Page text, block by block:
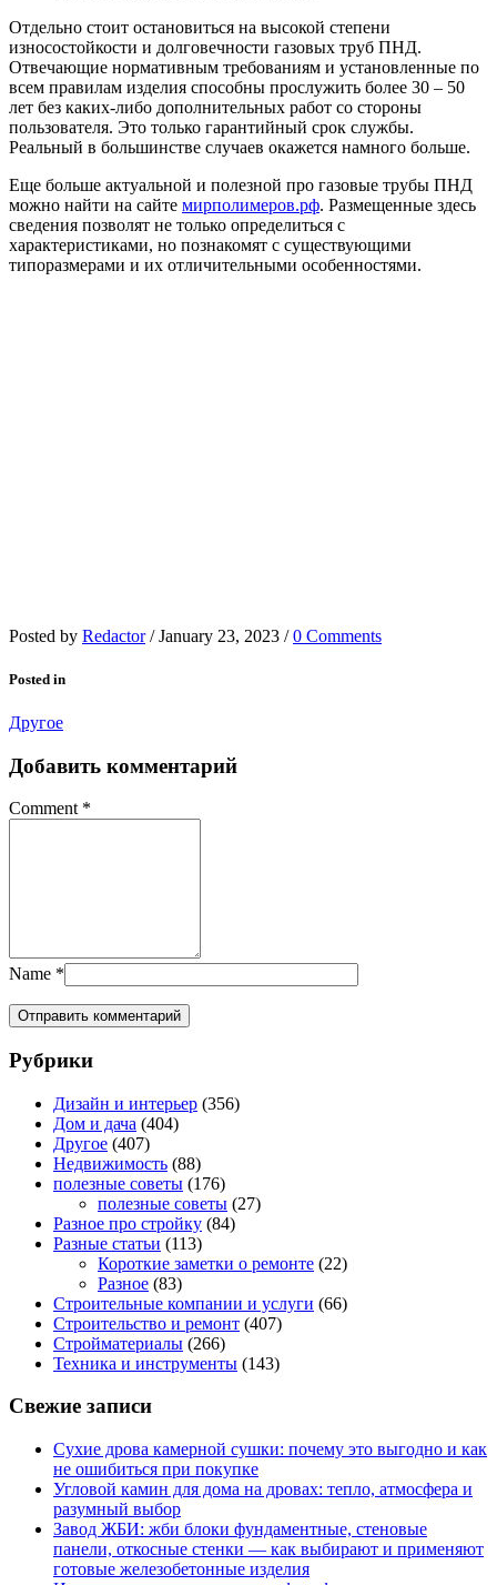
Отдельно стоит остановиться на высокой степени
износостойкости и долговечности газовых труб ПНД.
Отвечающие нормативным требованиям и установленные по
всем правилам изделия способны прослужить более 30 – 50
лет без каких-либо дополнительных работ со стороны
пользователя. Это только гарантийный срок службы.
Реальный в большинстве случаев окажется намного больше.
Еще больше актуальной и полезной про газовые трубы ПНД
можно найти на сайте мирполимеров.рф. Размещенные здесь
сведения позволят не только определиться с
характеристиками, но познакомят с существующими
типоразмерами и их отличительными особенностями.
Posted by Redactor / January 23, 2023 / 0 Comments
Posted in
Другое
Добавить комментарий
Comment *
Name *
Рубрики
Дизайн и интерьер (356)
Дом и дача (404)
Другое (407)
Недвижимость (88)
полезные советы (176)
полезные советы (27)
Разное про стройку (84)
Разные статьи (113)
Короткие заметки о ремонте (22)
Разное (83)
Строительные компании и услуги (66)
Строительство и ремонт (407)
Стройматериалы (266)
Техника и инструменты (143)
Свежие записи
Сухие дрова камерной сушки: почему это выгодно и как
не ошибиться при покупке
Угловой камин для дома на дровах: тепло, атмосфера и
разумный выбор
Завод ЖБИ: жби блоки фундаментные, стеновые
панели, откосные стенки — как выбирают и применяют
готовые железобетонные изделия